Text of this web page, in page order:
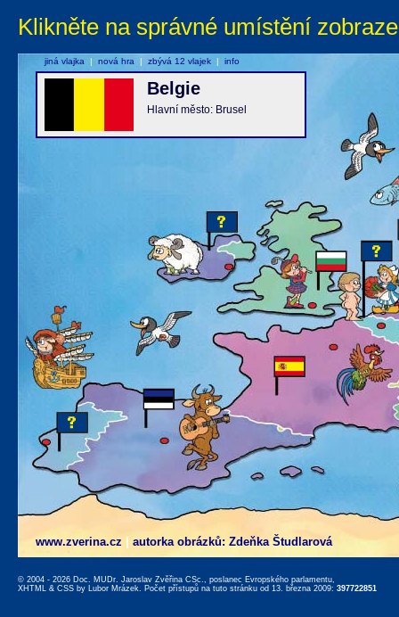
Klikněte na správné umístění
www.zverina.cz autorka obrázků: Zdeňka Študlarová
Belgie
Hlavní město: Brusel
jiná vlajka | nová hra | zbývá 12 vlajek | info
© 2004 - 2026 Doc. MUDr. Jaroslav Zvěřina CSc., poslanec Evropského parlamentu,
XHTML & CSS by Lubor Mrázek. Počet přístupů na tuto stránku od 13. března 2009: 397722851